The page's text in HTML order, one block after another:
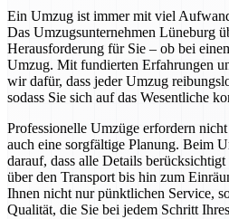
Ein Umzug ist immer mit viel
Das Umzugsunternehmen Lüneburg
Herausforderung für Sie – ob bei
Umzug. Mit fundierten Erfahrungen
wir dafür, dass jeder Umzug
sodass Sie sich auf das Wesentliche
Professionelle Umzüge erfordern
auch eine sorgfältige Planung. Beim
darauf, dass alle Details
über den Transport bis hin zum
Ihnen nicht nur pünktlichen Service,
Qualität, die Sie bei jedem Schritt